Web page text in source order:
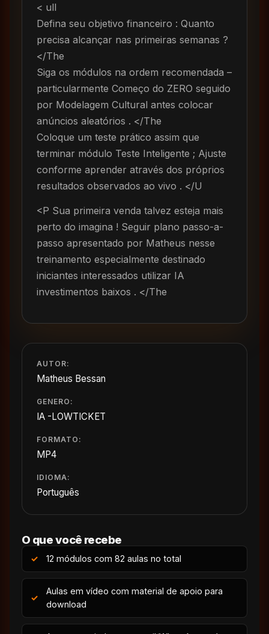
< ull
Defina seu objetivo financeiro : Quanto
precisa alcançar nas primeiras semanas ?
</The
Siga os módulos na ordem recomendada –
particularmente Começo do ZERO seguido
por Modelagem Cultural antes colocar
anúncios aleatórios . </The
Coloque um teste prático assim que
terminar módulo Teste Inteligente ; Ajuste
conforme aprender através dos próprios
resultados observados ao vivo . </U
<P Sua primeira venda talvez esteja mais
perto do imagina ! Seguir plano passo-a-
passo apresentado por Matheus nesse
treinamento especialmente destinado
iniciantes interessados utilizar IA
investimentos baixos . </The
AUTOR:
Matheus Bessan
GENERO:
IA -LOWTICKET
FORMATO:
MP4
IDIOMA:
Português
O que você recebe
12 módulos com 82 aulas no total
Aulas em vídeo com material de apoio para
download